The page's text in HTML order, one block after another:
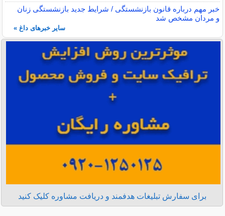
خبر مهم درباره قانون بازنشستگی / شرایط جدید بازنشستگی زنان
و مردان مشخص شد
سایر خبرهای داغ »
برای سفارش تبلیغات هدفمند و دریافت مشاوره کلیک کنید